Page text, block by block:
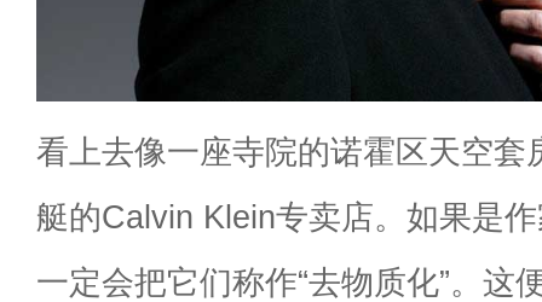
看上去像一座寺院的诺霍区天空套
艇的Calvin Klein专卖店。如果是
一定会把它们称作“去物质化”。这